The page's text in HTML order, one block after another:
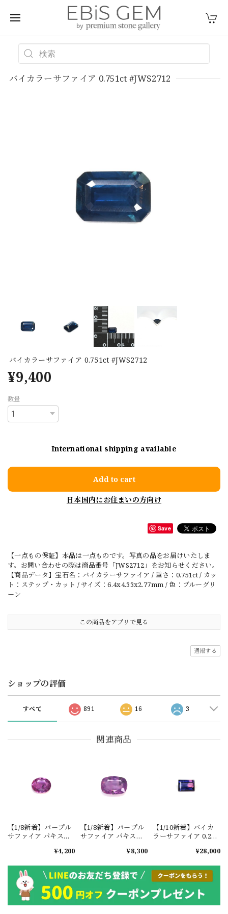
バイカラーサファイア 0.751ct #JWS2712
バイカラーサファイア 0.751ct #JWS2712
¥9,400
数量
International shipping available
Add to cart
日本国内にお住まいの方向け
Save
【一点もの保証】本品は一点ものです。写真の品をお届けいたしま
す。お問い合わせの際は商品番号「JWS2712」をお知らせください。
【商品データ】宝石名：バイカラーサファイア / 重さ：0.751ct / カッ
ト：ステップ・カット / サイズ：6.4x4.33x2.77mm / 色：ブルーグリ
ーン
この商品をアプリで見る
通報する
ショップの評価
すべて 891 16 3
関連商品
【1/8新着】パープル
サファイア パキスタ
産 0.4ct #ML820¥4,200
【1/8新着】パープル
サファイア パキスタ
産 0.85ct #ML827¥8,300
【1/10新着】バイカ
ラーサファイア 0.29ct
¥28,000